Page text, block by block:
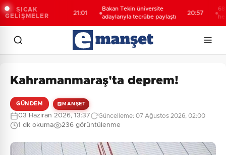
SICAK
GELİŞMELER
Bakan Tekin üniversite
adaylarıyla tecrübe paylaştı
688
Kahramanmaraş'ta deprem!
GÜNDEM MANŞET
03 Haziran 2026, 13:37 Güncelleme: 07 Ağustos 2026, 02:00
1 dk okuma 236 görüntülenme